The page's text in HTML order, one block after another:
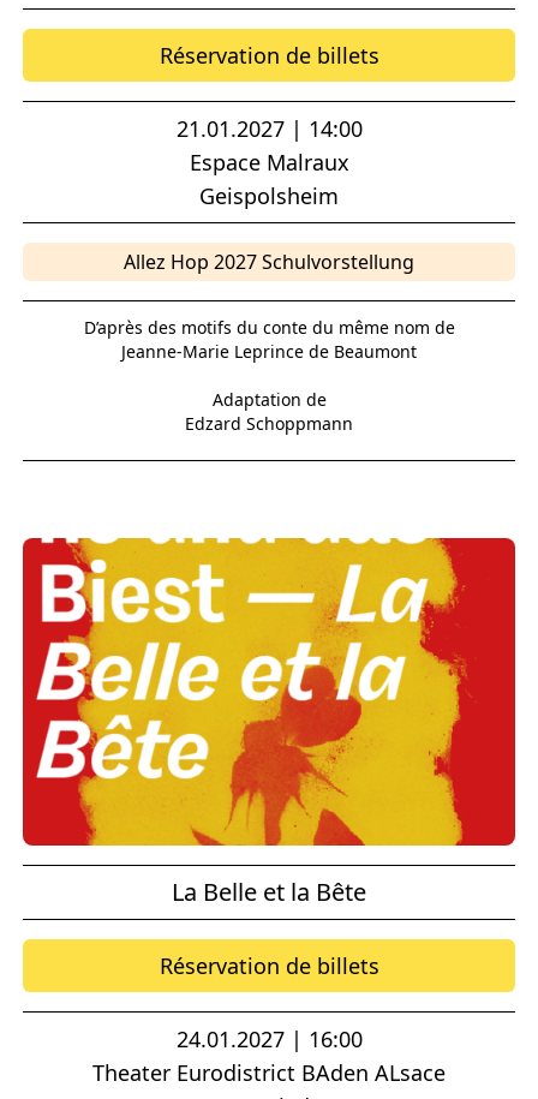
Réservation de billets
21.01.2027 | 14:00
Espace Malraux
Geispolsheim
Allez Hop 2027 Schulvorstellung
D’après des motifs du conte du même nom de
Jeanne-Marie Leprince de Beaumont
Adaptation de
Edzard Schoppmann
La Belle et la Bête
Réservation de billets
24.01.2027 | 16:00
Theater Eurodistrict BAden ALsace